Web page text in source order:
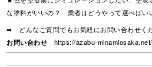
な塗料がいいの？ 業者はどうやって選べばい
➡ どんなご質問でもお気軽にお問い合わせく
お問い合わせ
https://azabu-